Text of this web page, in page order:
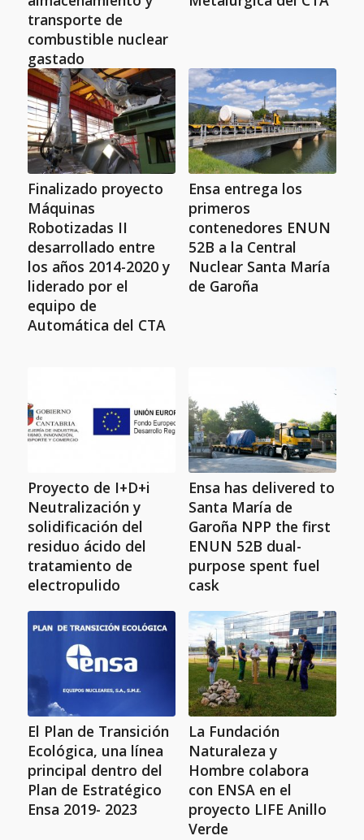
transporte de
combustible nuclear
gastado
Finalizado proyecto
Máquinas
Robotizadas II
desarrollado entre
los años 2014-2020 y
liderado por el
equipo de
Automática del CTA
Ensa entrega los
primeros
contenedores ENUN
52B a la Central
Nuclear Santa María
de Garoña
Proyecto de I+D+i
Neutralización y
solidificación del
residuo ácido del
tratamiento de
electropulido
Ensa has delivered to
Santa María de
Garoña NPP the first
ENUN 52B dual-
purpose spent fuel
cask
El Plan de Transición
Ecológica, una línea
principal dentro del
Plan de Estratégico
Ensa 2019- 2023
La Fundación
Naturaleza y
Hombre colabora
con ENSA en el
proyecto LIFE Anillo
Verde